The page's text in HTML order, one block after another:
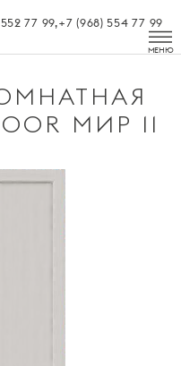
77 99,+7 (968) 554 77 99
МИР 11